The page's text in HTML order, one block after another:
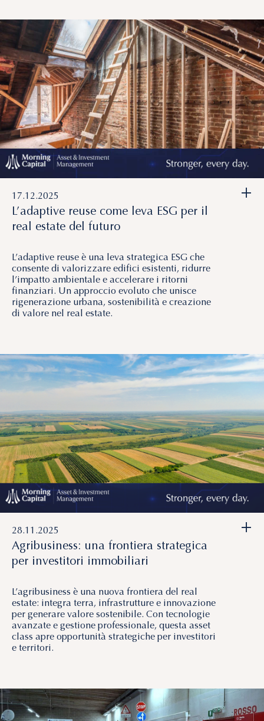
17.12.2025
L’adaptive reuse come leva ESG per il
real estate del futuro
L’adaptive reuse è una leva strategica ESG che
consente di valorizzare edifici esistenti, ridurre
l’impatto ambientale e accelerare i ritorni
finanziari. Un approccio evoluto che unisce
rigenerazione urbana, sostenibilità e creazione
di valore nel real estate.
+
28.11.2025
Agribusiness: una frontiera strategica
per investitori immobiliari
L’agribusiness è una nuova frontiera del real
estate: integra terra, infrastrutture e innovazione
per generare valore sostenibile. Con tecnologie
avanzate e gestione professionale, questa asset
class apre opportunità strategiche per investitori
e territori.
+